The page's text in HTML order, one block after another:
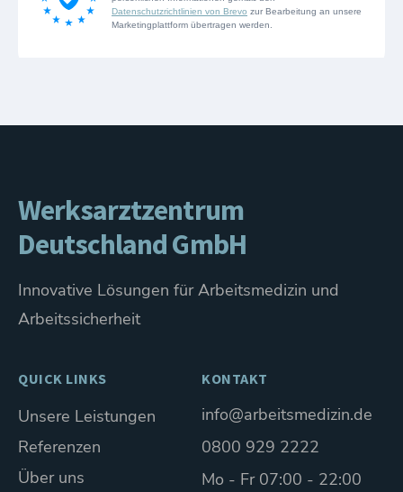
Werksarztzentrum
Deutschland GmbH
Innovative Lösungen für Arbeitsmedizin und
Arbeitssicherheit
QUICK LINKS
Unsere Leistungen
Referenzen
Über uns
KONTAKT
info@arbeitsmedizin.de
0800 929 2222
Mo - Fr 07:00 - 22:00